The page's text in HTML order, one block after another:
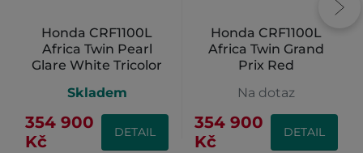
Honda CRF1100L
Africa Twin Pearl
Glare White Tricolor
Skladem
354 900
Kč
DETAIL
Honda CRF1100L
Africa Twin Grand
Prix Red
Na dotaz
354 900
Kč
DETAIL